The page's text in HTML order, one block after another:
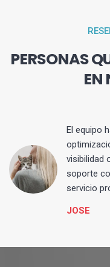
PERSONAS
EN
El equipo
visibilidad
soporte
servicio
JOSE